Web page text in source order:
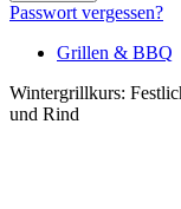
Passwort vergessen?
Grillen & BBQ
Wintergrillkurs:
und Rind